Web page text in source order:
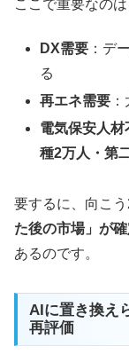
ここで重要なの
DX需要 ：デ
る
再エネ需要
電気保安人材
種2万人・第
要するに、向こ
た後の市場」が
あるのです。
AIに置き換え
再評価